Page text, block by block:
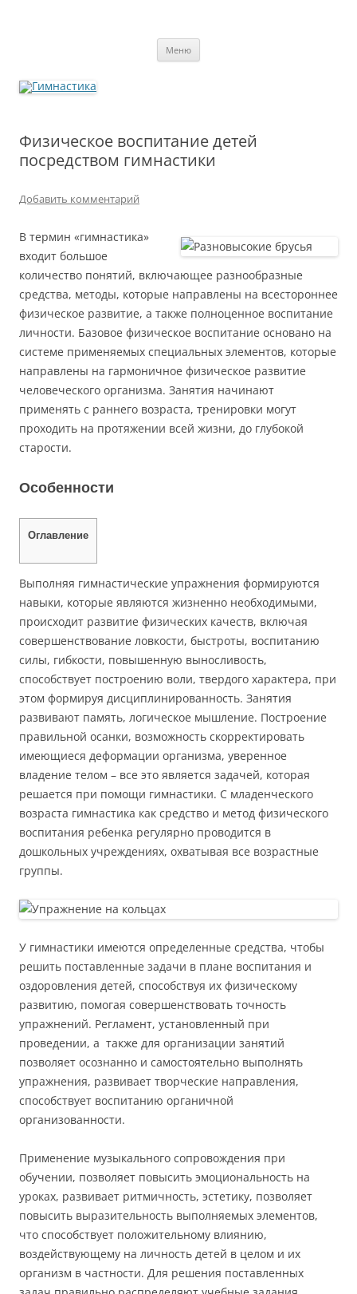
Меню
Физическое воспитание детей
посредством гимнастики
Добавить комментарий
В термин «гимнастика»
входит большое
количество понятий, включающее разнообразные
средства, методы, которые направлены на всестороннее
физическое развитие, а также полноценное воспитание
личности. Базовое физическое воспитание основано на
системе применяемых специальных элементов, которые
направлены на гармоничное физическое развитие
человеческого организма. Занятия начинают
применять с раннего возраста, тренировки могут
проходить на протяжении всей жизни, до глубокой
старости.
Особенности
Оглавление
Выполняя гимнастические упражнения формируются
навыки, которые являются жизненно необходимыми,
происходит развитие физических качеств, включая
совершенствование ловкости, быстроты, воспитанию
силы, гибкости, повышенную выносливость,
способствует построению воли, твердого характера, при
этом формируя дисциплинированность. Занятия
развивают память, логическое мышление. Построение
правильной осанки, возможность скорректировать
имеющиеся деформации организма, уверенное
владение телом – все это является задачей, которая
решается при помощи гимнастики. С младенческого
возраста гимнастика как средство и метод физического
воспитания ребенка регулярно проводится в
дошкольных учреждениях, охватывая все возрастные
группы.
У гимнастики имеются определенные средства, чтобы
решить поставленные задачи в плане воспитания и
оздоровления детей, способствуя их физическому
развитию, помогая совершенствовать точность
упражнений. Регламент, установленный при
проведении, а также для организации занятий
позволяет осознанно и самостоятельно выполнять
упражнения, развивает творческие направления,
способствует воспитанию органичной
организованности.
Применение музыкального сопровождения при
обучении, позволяет повысить эмоциональность на
уроках, развивает ритмичность, эстетику, позволяет
повысить выразительность выполняемых элементов,
что способствует положительному влиянию,
воздействующему на личность детей в целом и их
организм в частности. Для решения поставленных